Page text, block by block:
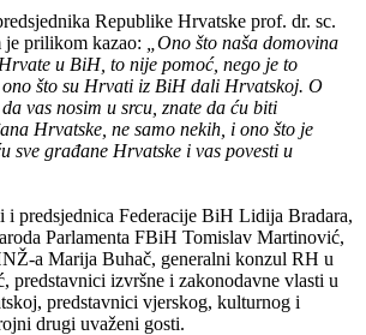
Republike Hrvatske prof. dr. sc.
je prilikom kazao:
„Ono što naša domovina
u BiH, to nije pomoć, nego je to
ono što su Hrvati iz BiH dali Hrvatskoj. O
vas nosim u srcu, znate da ću biti
Hrvatske, ne samo nekih, i ono što je
sve građane Hrvatske i vas povesti u
i predsjednica Federacije BiH Lidija Bradara,
Parlamenta FBiH Tomislav Martinović,
a Marija Buhač, generalni konzul RH u
predstavnici izvršne i zakonodavne vlasti u
predstavnici vjerskog, kulturnog i
drugi uvaženi gosti.